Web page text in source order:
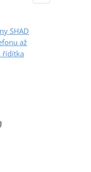
SHAD
až
řídítka